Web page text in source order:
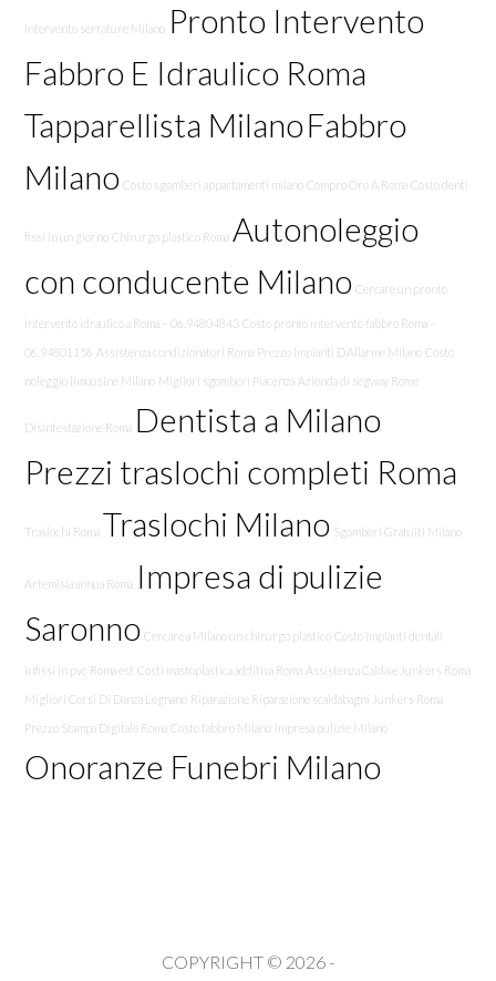
intervento serrature Milano Pronto Intervento
Fabbro E Idraulico Roma
Tapparellista MilanoFabbro
Milano Costo sgomberi appartamenti milano Compro Oro A Roma Costo denti
fissi in un giorno Chirurgo plastico Roma Autonoleggio
con conducente Milano Cercare un pronto
intervento idraulico a Roma – 06.94804843 Costo pronto intervento fabbro Roma –
06.94801156 Assistenza condizionatori Roma Prezzo Impianti D’Allarme Milano Costo
noleggio limousine Milano Migliori sgomberi Piacenza Azienda di segway Rome
Disinfestazione Roma Dentista a Milano
Prezzi traslochi completi Roma
Traslochi Roma Traslochi Milano Sgomberi Gratuiti Milano
Artemisia annua Roma Impresa di pulizie
Saronno Cercare a Milano un chirurgo plastico Costo impianti dentali
Infissi in pvc Roma est Costi mastoplastica additiva Roma Assistenza Caldaie Junkers Roma
Migliori Corsi Di Danza Legnano Riparazione Riparazione scaldabagni Junkers Roma
Prezzo Stampa Digitale Roma Costo fabbro Milano Impresa pulizie Milano
Onoranze Funebri Milano
COPYRIGHT © 2026 -